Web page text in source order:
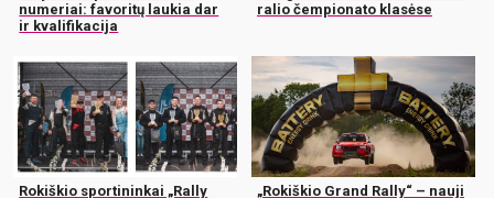
numeriai: favoritų laukia dar
ir kvalifikacija
ralio čempionato klasėse
Rokiškio sportininkai „Rally
„Rokiškio Grand Rally“ – nauji